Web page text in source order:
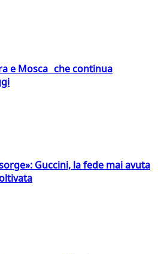
e Mosca che continua
Guccini, la fede mai avuta